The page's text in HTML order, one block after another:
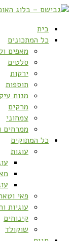
בית
כל המתכונים
מאפים
סלטים
ירקות
תוספות
מנות
מרקים
צמחוני
ממרחים
כל המתוקים
עוגות
פאי
עוגיות
קינוחים
שוקולד